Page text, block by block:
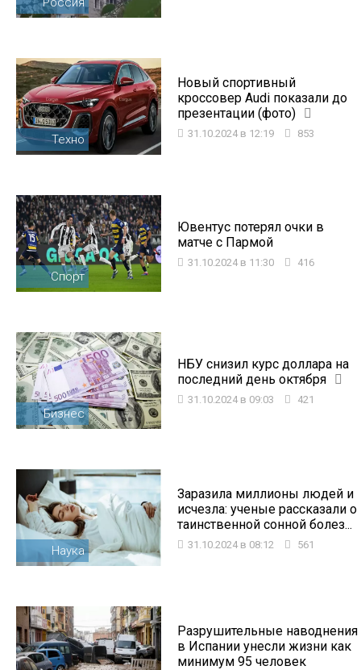
Техно
Новый спортивный
кроссовер Audi показали до
презентации (фото)
31.10.2024 в 12:19 853
Спорт
Ювентус потерял очки в
матче с Пармой
31.10.2024 в 11:30 416
Бизнес
НБУ снизил курс доллара на
последний день октября
31.10.2024 в 09:03 421
Наука
Заразила миллионы людей и
исчезла: ученые рассказали о
таинственной сонной болез...
31.10.2024 в 08:12 561
Разрушительные наводнения
в Испании унесли жизни как
минимум 95 человек